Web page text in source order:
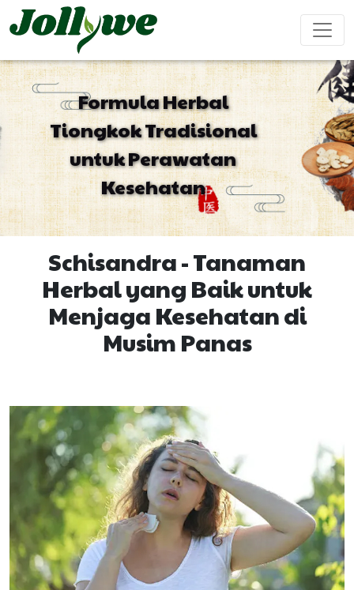
Obat
pencahar
Suplemen
penurun
berat
badan
Suplemen
Kecantikan
Meningkatkan
imun
tubuh
Makanan
penambah
stamina
pria
Mencegah
penyakit
kardiovaskular
Pengobatan
insomnia
Suplemen
pertumbuhan
Kue Ejiao
Tablet/Pil Kapsul
Bubuk
minuman
Minuman cair Kantong teh Permen kenyal
Formula Herbal
Tiongkok Tradisional
untuk Perawatan
Kesehatan
Schisandra - Tanaman
Herbal yang Baik untuk
Menjaga Kesehatan di
Musim Panas